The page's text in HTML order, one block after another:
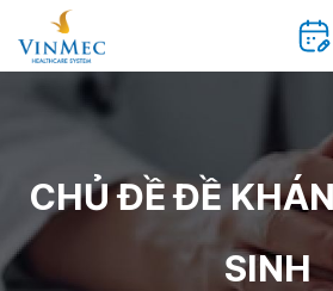
CHỦ ĐỀ ĐỀ
SINH